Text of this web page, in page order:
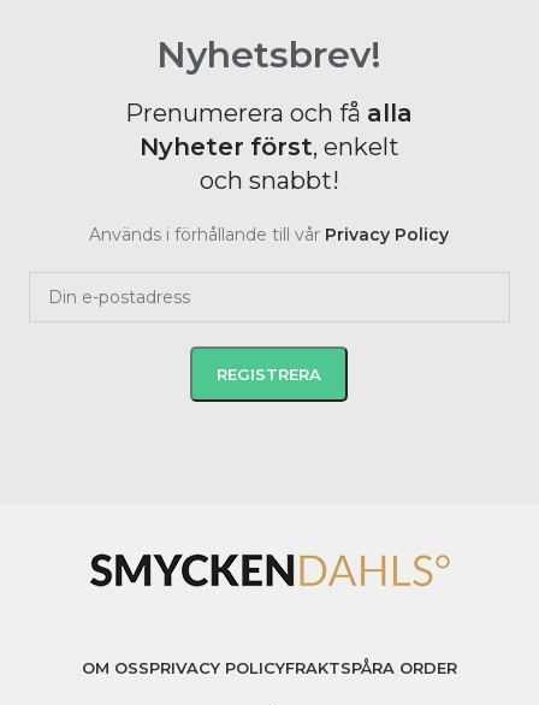
Nyhetsbrev!
Prenumerera och få alla
Nyheter först, enkelt
och snabbt!
Används i förhållande till vår Privacy Policy
OM OSSPRIVACY POLICYFRAKTSPÅRA ORDER